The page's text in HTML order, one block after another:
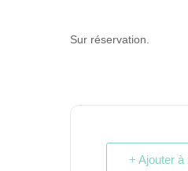
Sur réservation.
+ Ajouter à